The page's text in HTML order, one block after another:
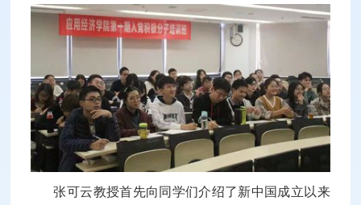
张可云教授首先向同学们介绍了新中国成立以来